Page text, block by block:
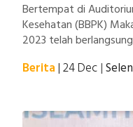
Bertempat di
Kesehatan (BBPK)
2023 telah
Sulawesi Selatan
Berita| 24 Dec|